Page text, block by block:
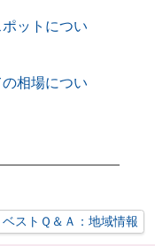
ットについ
相場につい
ストＱ＆Ａ：地域情報